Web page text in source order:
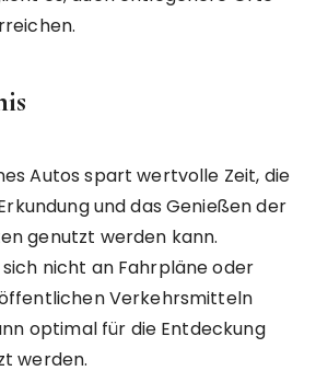
Autos spart wertvolle Zeit, die
und das Genießen der
genutzt werden kann.
sich nicht an Fahrpläne oder
Verkehrsmitteln
optimal für die Entdeckung
werden.